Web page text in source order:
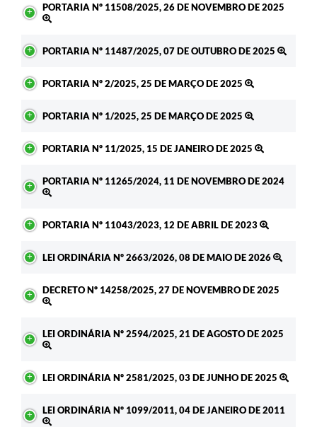
PORTARIA Nº 11508/2025, 26 DE NOVEMBRO DE 2025
PORTARIA Nº 11487/2025, 07 DE OUTUBRO DE 2025
PORTARIA Nº 2/2025, 25 DE MARÇO DE 2025
PORTARIA Nº 1/2025, 25 DE MARÇO DE 2025
PORTARIA Nº 11/2025, 15 DE JANEIRO DE 2025
PORTARIA Nº 11265/2024, 11 DE NOVEMBRO DE 2024
PORTARIA Nº 11043/2023, 12 DE ABRIL DE 2023
LEI ORDINÁRIA Nº 2663/2026, 08 DE MAIO DE 2026
DECRETO Nº 14258/2025, 27 DE NOVEMBRO DE 2025
LEI ORDINÁRIA Nº 2594/2025, 21 DE AGOSTO DE 2025
LEI ORDINÁRIA Nº 2581/2025, 03 DE JUNHO DE 2025
LEI ORDINÁRIA Nº 1099/2011, 04 DE JANEIRO DE 2011